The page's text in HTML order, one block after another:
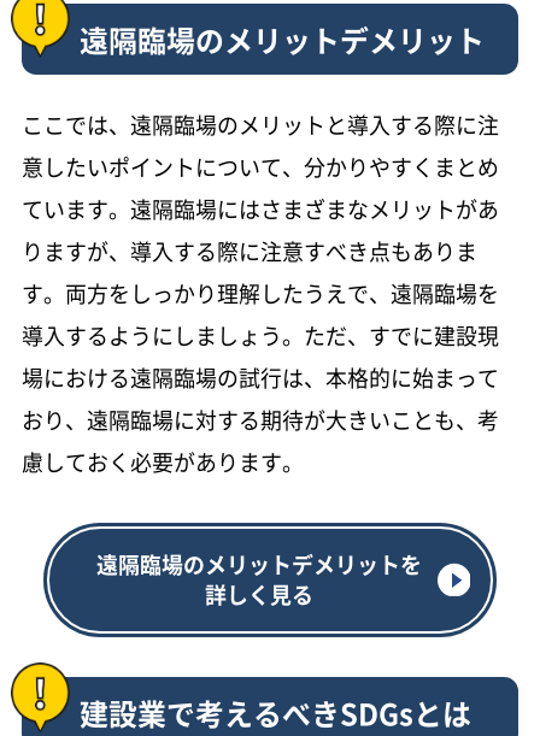
遠隔臨場のメリットデメリット
ここでは、遠隔臨場のメリットと導入する際に注
意したいポイントについて、分かりやすくまとめ
ています。遠隔臨場にはさまざまなメリットがあ
りますが、導入する際に注意すべき点もありま
す。両方をしっかり理解したうえで、遠隔臨場を
導入するようにしましょう。ただ、すでに建設現
場における遠隔臨場の試行は、本格的に始まって
おり、遠隔臨場に対する期待が大きいことも、考
慮しておく必要があります。
遠隔臨場のメリットデメリットを
詳しく見る
建設業で考えるべきSDGsとは